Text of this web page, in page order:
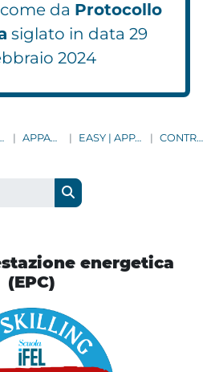
come da Protocollo
siglato in data 29
2024
TUTTI I DIPENDENTI COMUNALI APPALTI, CONTRATTI E INVESTIMENTI EASY | APPALTI, INVESTIMENTI, DNSH, EPC, MISURE PNRR CONTRATTI PRESTAZIONE ENERGETICA (EPC)
Cerca corsi
energetica
(EPC)